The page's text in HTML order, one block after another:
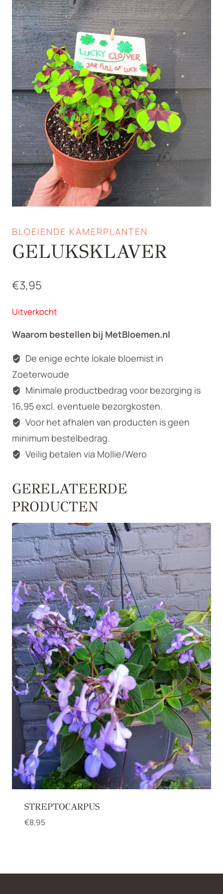
BLOEIENDE KAMERPLANTEN
GELUKSKLAVER
€3,95
Uitverkocht
Waarom bestellen bij MetBloemen.nl
De enige echte lokale bloemist in
Zoeterwoude
Minimale productbedrag voor bezorging is
16,95 excl. eventuele bezorgkosten.
Voor het afhalen van producten is geen
minimum bestelbedrag.
Veilig betalen via Mollie/Wero
GERELATEERDE
PRODUCTEN
STREPTOCARPUS
€8,95